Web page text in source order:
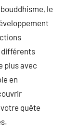
le
différents
plus avec
en
quête